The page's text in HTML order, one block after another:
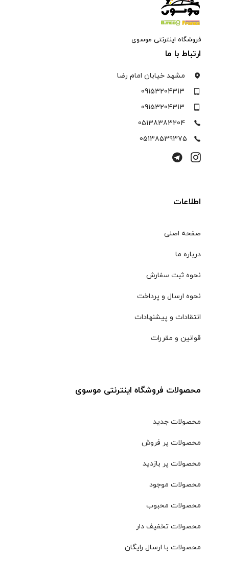
فروشگاه اینترنتی موسوی
ارتباط با ما
مشهد خیابان امام رضا
09153204313
09153204313
05138383204
05138539375
اطلاعات
صفحه اصلی
درباره ما
نحوه ثبت سفارش
نحوه ارسال و پرداخت
انتقادات و پیشنهادات
قوانین و مقررات
محصولات فروشگاه اینترنتی موسوی
محصولات جدید
محصولات پر فروش
محصولات پر بازدید
محصولات موجود
محصولات محبوب
محصولات تخفیف دار
محصولات با ارسال رایگان